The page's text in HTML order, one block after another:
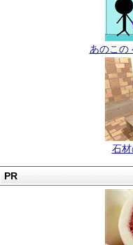
あのこの
石
PR